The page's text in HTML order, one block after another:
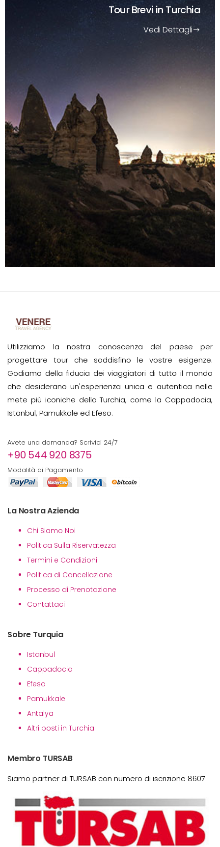
Tour Brevi in Turchia
Vedi Dettagli
Utilizziamo la nostra conoscenza del paese per
progettare tour che soddisfino le vostre esigenze.
Godiamo della fiducia dei viaggiatori di tutto il mondo
che desiderano un'esperienza unica e autentica nelle
mete più iconiche della Turchia, come la Cappadocia,
Istanbul, Pamukkale ed Efeso.
Avete una domanda? Scrivici 24/7
+90 544 920 8375
Modalità di Pagamento
La Nostra Azienda
Chi Siamo Noi
Politica Sulla Riservatezza
Termini e Condizioni
Politica di Cancellazione
Processo di Prenotazione
Contattaci
Sobre Turquia
Istanbul
Cappadocia
Efeso
Pamukkale
Antalya
Altri posti in Turchia
Membro TURSAB
Siamo partner di TURSAB con numero di iscrizione 8607